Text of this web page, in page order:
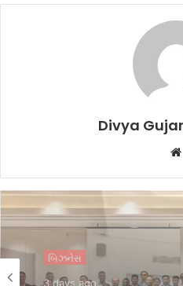
Divya
એજ્યુકેશન
4 days ago